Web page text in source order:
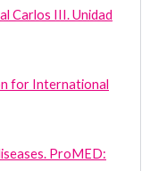
Carlos III. Unidad
for International
ProMED: